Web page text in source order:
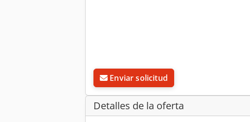
Enviar solicitud
Detalles de la oferta